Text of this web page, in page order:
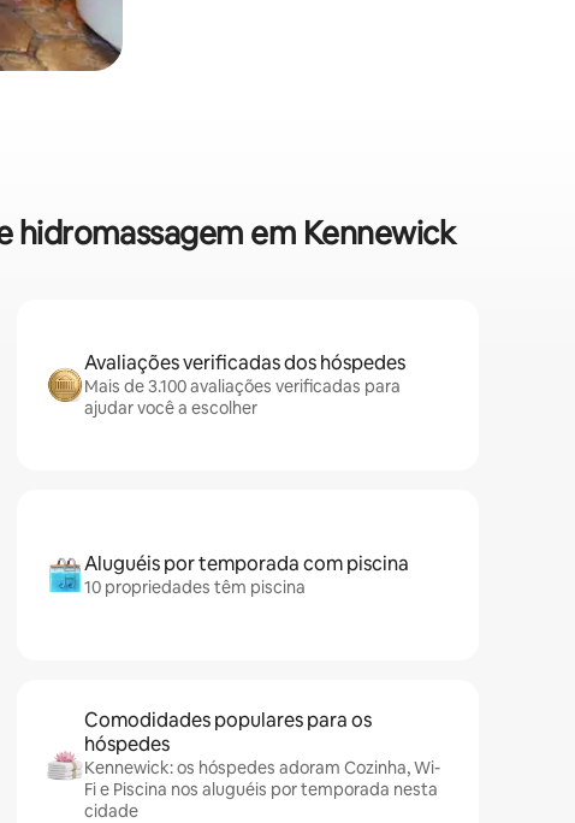
hidromassagem em Kennewick
Avaliações verificadas dos hóspedes
Mais de 3.100 avaliações verificadas para
ajudar você a escolher
Aluguéis por temporada com piscina
10 propriedades têm piscina
Comodidades populares para os
hóspedes
Kennewick: os hóspedes adoram Cozinha, Wi-
Fi e Piscina nos aluguéis por temporada nesta
cidade